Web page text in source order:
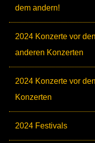
dem andern!
2024 Konzerte vor den
anderen Konzerten
2024 Konzerte vor den
Konzerten
2024 Festivals